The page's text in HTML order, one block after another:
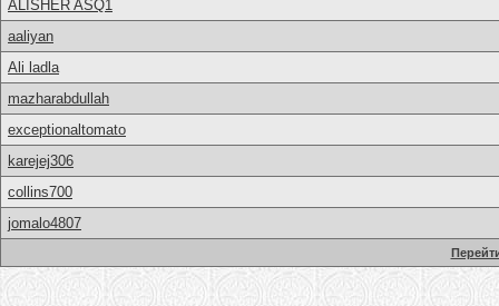
ALISHER ASQ1
aaliyan
Ali ladla
mazharabdullah
exceptionaltomato
karejej306
collins700
jomalo4807